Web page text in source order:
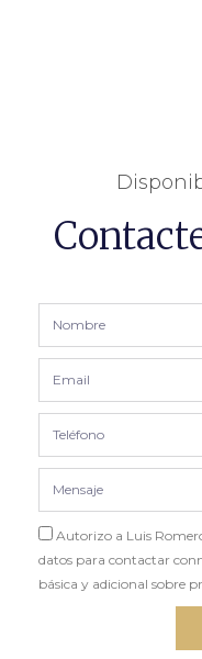
Autorizo a Luis
datos para contactar
básica y adicional sobre